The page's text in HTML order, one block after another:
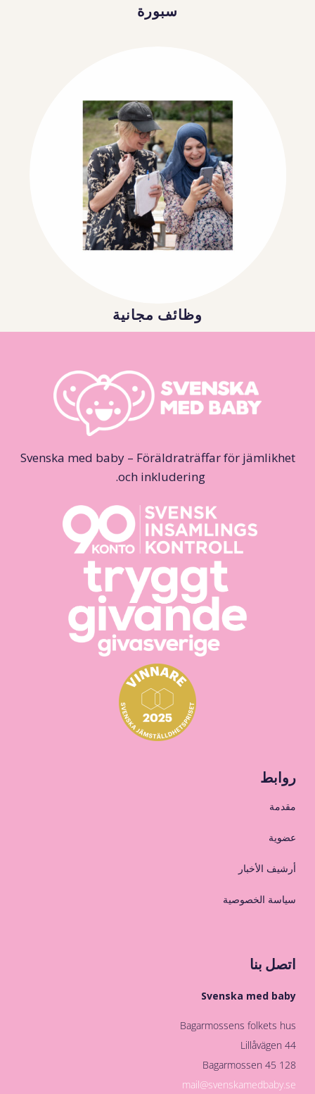
سبورة
وظائف مجانية
Svenska med baby – Föräldraträffar för jämlikhet
och inkludering.
روابط
مقدمة
عضوية
أرشيف الأخبار
سياسة الخصوصية
اتصل بنا
Svenska med baby
Bagarmossens folkets hus
Lillåvägen 44
128 45 Bagarmossen
mail@svenskamedbaby.se